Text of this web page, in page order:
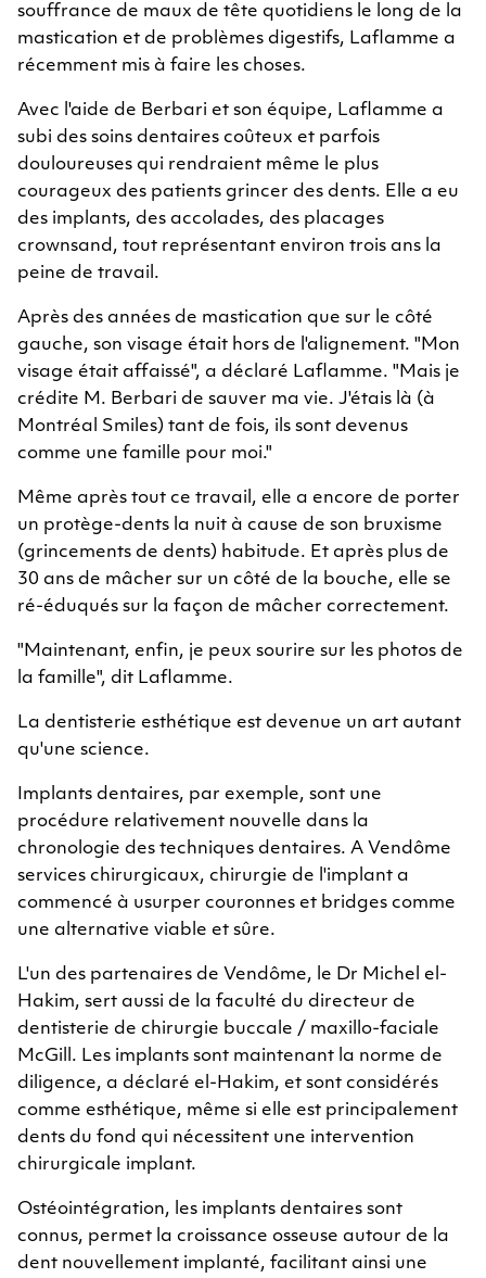
souffrance de maux de tête quotidiens le long de la
mastication et de problèmes digestifs, Laflamme a
récemment mis à faire les choses.
Avec l'aide de Berbari et son équipe, Laflamme a
subi des soins dentaires coûteux et parfois
douloureuses qui rendraient même le plus
courageux des patients grincer des dents. Elle a eu
des implants, des accolades, des placages
crownsand, tout représentant environ trois ans la
peine de travail.
Après des années de mastication que sur le côté
gauche, son visage était hors de l'alignement. "Mon
visage était affaissé", a déclaré Laflamme. "Mais je
crédite M. Berbari de sauver ma vie. J'étais là (à
Montréal Smiles) tant de fois, ils sont devenus
comme une famille pour moi."
Même après tout ce travail, elle a encore de porter
un protège-dents la nuit à cause de son bruxisme
(grincements de dents) habitude. Et après plus de
30 ans de mâcher sur un côté de la bouche, elle se
ré-éduqués sur la façon de mâcher correctement.
"Maintenant, enfin, je peux sourire sur les photos de
la famille", dit Laflamme.
La dentisterie esthétique est devenue un art autant
qu'une science.
Implants dentaires, par exemple, sont une
procédure relativement nouvelle dans la
chronologie des techniques dentaires. A Vendôme
services chirurgicaux, chirurgie de l'implant a
commencé à usurper couronnes et bridges comme
une alternative viable et sûre.
L'un des partenaires de Vendôme, le Dr Michel el-
Hakim, sert aussi de la faculté du directeur de
dentisterie de chirurgie buccale / maxillo-faciale
McGill. Les implants sont maintenant la norme de
diligence, a déclaré el-Hakim, et sont considérés
comme esthétique, même si elle est principalement
dents du fond qui nécessitent une intervention
chirurgicale implant.
Ostéointégration, les implants dentaires sont
connus, permet la croissance osseuse autour de la
dent nouvellement implanté, facilitant ainsi une